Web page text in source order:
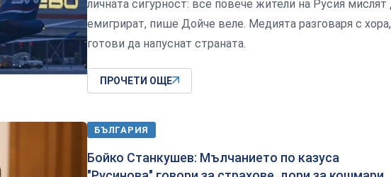
личната сигурност: все повече жители на Русия мислят
емигрират, пише Дойче веле. Медията разговаря с хора,
готови да напуснат страната.
ПРОЧЕТИ ОЩЕ
БЪЛГАРИЯ
Бойко Станкушев: Мълчанието по казуса